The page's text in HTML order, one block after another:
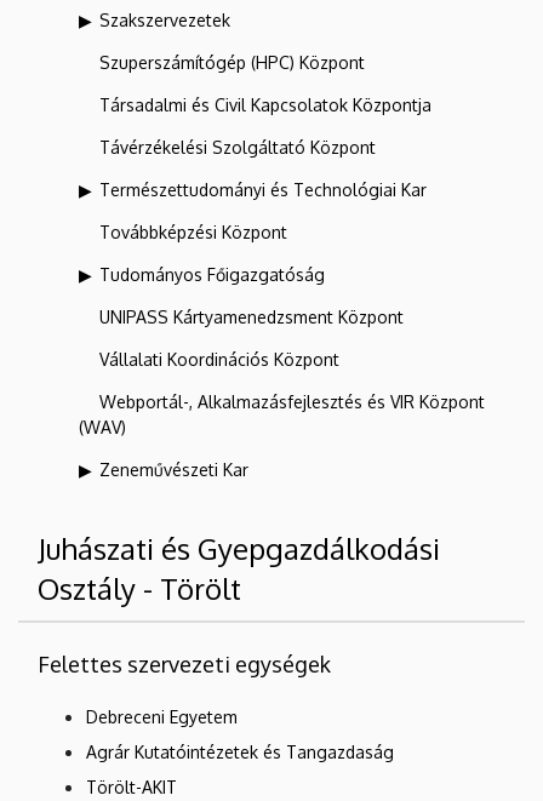
Szakszervezetek
Szuperszámítógép (HPC) Központ
Társadalmi és Civil Kapcsolatok Központja
Távérzékelési Szolgáltató Központ
Természettudományi és Technológiai Kar
Továbbképzési Központ
Tudományos Főigazgatóság
UNIPASS Kártyamenedzsment Központ
Vállalati Koordinációs Központ
Webportál-, Alkalmazásfejlesztés és VIR Központ
(WAV)
Zeneművészeti Kar
Juhászati és Gyepgazdálkodási
Osztály - Törölt
Felettes szervezeti egységek
Debreceni Egyetem
Agrár Kutatóintézetek és Tangazdaság
Törölt-AKIT